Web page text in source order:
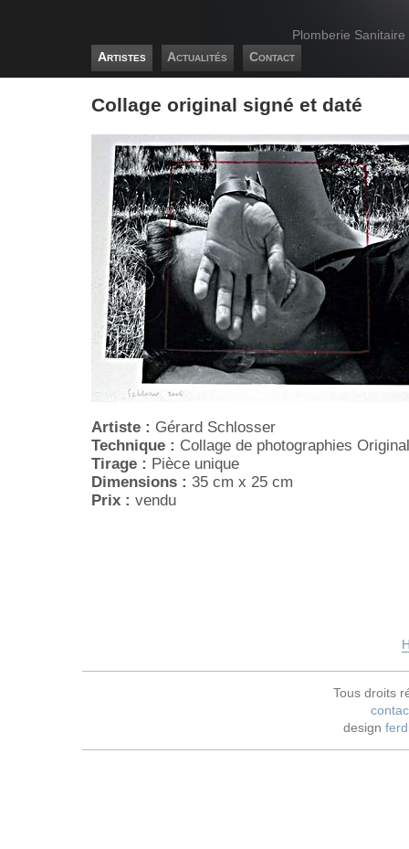
Collage original signé et daté
Artiste : Gérard Schlosser
Technique : Collage de photographies
Tirage : Pièce unique
Dimensions : 35 cm x 25 cm
Prix : vendu
Tous droits
design
Plomberie
Artistes
Actualités Contact